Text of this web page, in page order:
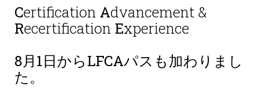
Certification Advancement &
Recertification Experience
8月1日からLFCAパスも加わりまし
た。